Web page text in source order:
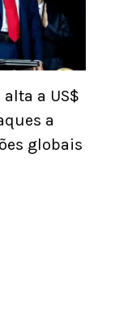
a US$
a
globais